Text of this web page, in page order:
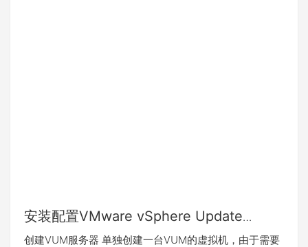
安装配置VMware vSphere Update
Manager
创建VUM服务器 单独创建一台VUM的虚拟机，由于需要